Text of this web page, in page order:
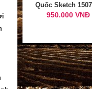
Quốc Sketch
950.000 VNĐ